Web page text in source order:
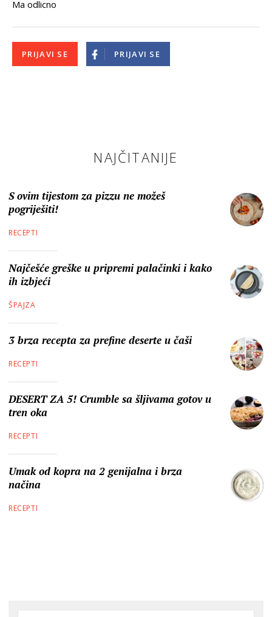
Ma odlicno
PRIJAVI SE PRIJAVI SE
NAJČITANIJE
S ovim tijestom za pizzu ne možeš
pogriješiti!
RECEPTI
Najčešće greške u pripremi palačinki i kako
ih izbjeći
ŠPAJZA
3 brza recepta za prefine deserte u čaši
RECEPTI
DESERT ZA 5! Crumble sa šljivama gotov u
tren oka
RECEPTI
Umak od kopra na 2 genijalna i brza
načina
RECEPTI